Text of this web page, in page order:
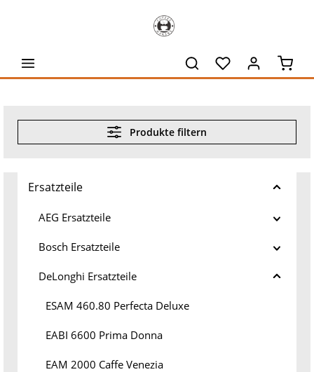
Produkte filtern
Ersatzteile
AEG Ersatzteile
Bosch Ersatzteile
DeLonghi Ersatzteile
ESAM 460.80 Perfecta Deluxe
EABI 6600 Prima Donna
EAM 2000 Caffe Venezia